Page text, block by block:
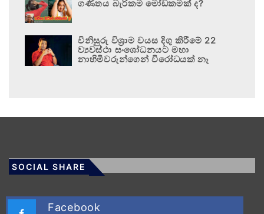
ගණිතය බැරිකම මෝඩකමක් ද?
විනිසුරු විශ්‍රාම වයස දිගු කිරීමේ 22
ව්‍යවස්ථා සංශෝධනයට මහා
නාහිමිවරුන්ගෙන් විරෝධයක් නෑ
SOCIAL SHARE
Facebook